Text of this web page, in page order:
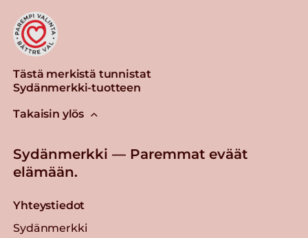
Tästä merkistä tunnistat
Sydänmerkki-tuotteen
Takaisin ylös
Sydänmerkki — Paremmat eväät
elämään.
Yhteystiedot
Sydänmerkki